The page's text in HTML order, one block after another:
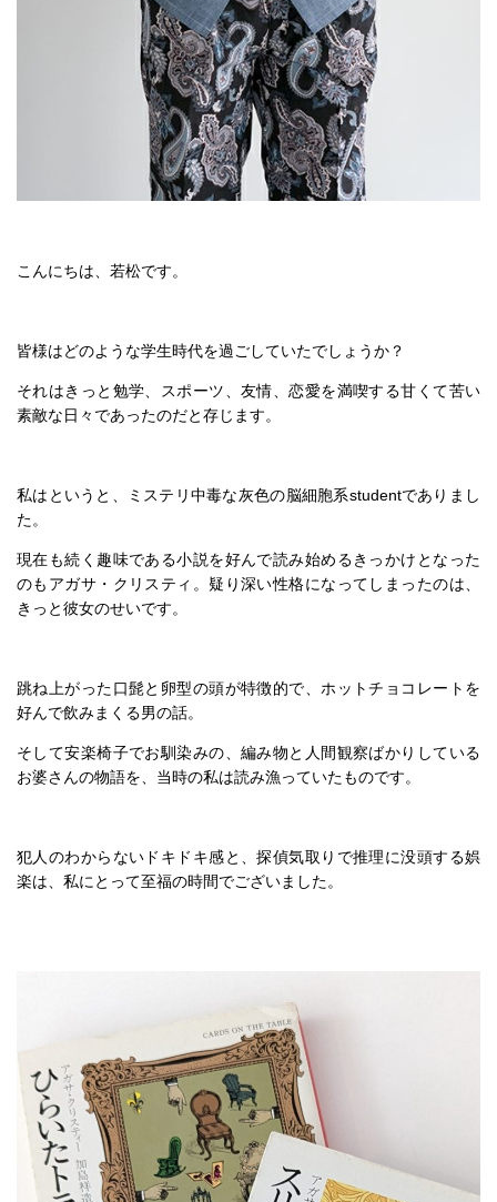
こんにちは、若松です。
皆様はどのような学生時代を過ごしていたでしょうか？
それはきっと勉学、スポーツ、友情、恋愛を満喫する甘くて苦い
素敵な日々であったのだと存じます。
私はというと、ミステリ中毒な灰色の脳細胞系studentでありまし
た。
現在も続く趣味である小説を好んで読み始めるきっかけとなった
のもアガサ・クリスティ。疑り深い性格になってしまったのは、
きっと彼女のせいです。
跳ね上がった口髭と卵型の頭が特徴的で、ホットチョコレートを
好んで飲みまくる男の話。
そして安楽椅子でお馴染みの、編み物と人間観察ばかりしている
お婆さんの物語を、当時の私は読み漁っていたものです。
犯人のわからないドキドキ感と、探偵気取りで推理に没頭する娯
楽は、私にとって至福の時間でございました。